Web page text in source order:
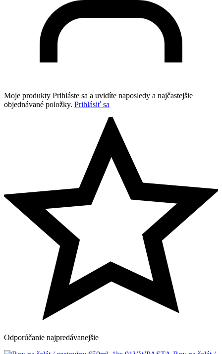
Moje produkty Prihláste sa a uvidíte naposledy a najčastejšie
objednávané položky. Prihlásiť sa
Odporúčanie najpredávanejšie